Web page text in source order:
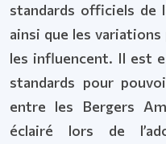
standards officiels de
ainsi que les
les influencent. Il est
standards pour
entre les Bergers
éclairé lors de